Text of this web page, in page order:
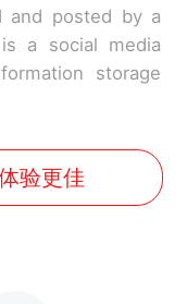
and posted by a
a social media
storage
验更佳